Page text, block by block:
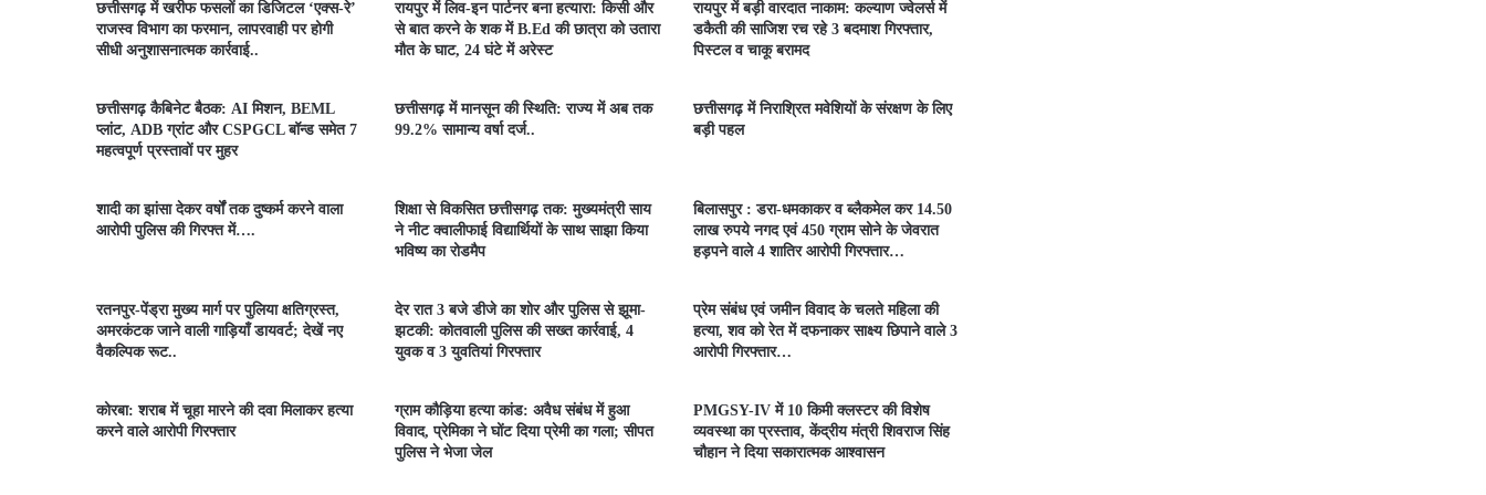
​छत्तीसगढ़ में खरीफ फसलों का डिजिटल ‘एक्स-रे’
राजस्व विभाग का फरमान, लापरवाही पर होगी
सीधी अनुशासनात्मक कार्रवाई..
रायपुर में लिव-इन पार्टनर बना हत्यारा: किसी और
से बात करने के शक में B.Ed की छात्रा को उतारा
मौत के घाट, 24 घंटे में अरेस्ट
रायपुर में बड़ी वारदात नाकाम: कल्याण ज्वेलर्स में
डकैती की साजिश रच रहे 3 बदमाश गिरफ्तार,
पिस्टल व चाकू बरामद
छत्तीसगढ़ कैबिनेट बैठक: AI मिशन, BEML
प्लांट, ADB ग्रांट और CSPGCL बॉन्ड समेत 7
महत्वपूर्ण प्रस्तावों पर मुहर
छत्तीसगढ़ में मानसून की स्थिति: राज्य में अब तक
99.2% सामान्य वर्षा दर्ज..
छत्तीसगढ़ में निराश्रित मवेशियों के संरक्षण के लिए
बड़ी पहल
शादी का झांसा देकर वर्षों तक दुष्कर्म करने वाला
आरोपी पुलिस की गिरफ्त में….
शिक्षा से विकसित छत्तीसगढ़ तक: मुख्यमंत्री साय
ने नीट क्वालीफाई विद्यार्थियों के साथ साझा किया
भविष्य का रोडमैप
बिलासपुर : डरा-धमकाकर व ब्लैकमेल कर 14.50
लाख रुपये नगद एवं 450 ग्राम सोने के जेवरात
हड़पने वाले 4 शातिर आरोपी गिरफ्तार…
रतनपुर-पेंड्रा मुख्य मार्ग पर पुलिया क्षतिग्रस्त,
अमरकंटक जाने वाली गाड़ियाँ डायवर्ट; देखें नए
वैकल्पिक रूट..
देर रात 3 बजे डीजे का शोर और पुलिस से झूमा-
झटकी: कोतवाली पुलिस की सख्त कार्रवाई, 4
युवक व 3 युवतियां गिरफ्तार
प्रेम संबंध एवं जमीन विवाद के चलते महिला की
हत्या, शव को रेत में दफनाकर साक्ष्य छिपाने वाले 3
आरोपी गिरफ्तार…
कोरबा: शराब में चूहा मारने की दवा मिलाकर हत्या
करने वाले आरोपी गिरफ्तार
ग्राम कौड़िया हत्या कांड: अवैध संबंध में हुआ
विवाद, प्रेमिका ने घोंट दिया प्रेमी का गला; सीपत
पुलिस ने भेजा जेल
PMGSY-IV में 10 किमी क्लस्टर की विशेष
व्यवस्था का प्रस्ताव, केंद्रीय मंत्री शिवराज सिंह
चौहान ने दिया सकारात्मक आश्वासन